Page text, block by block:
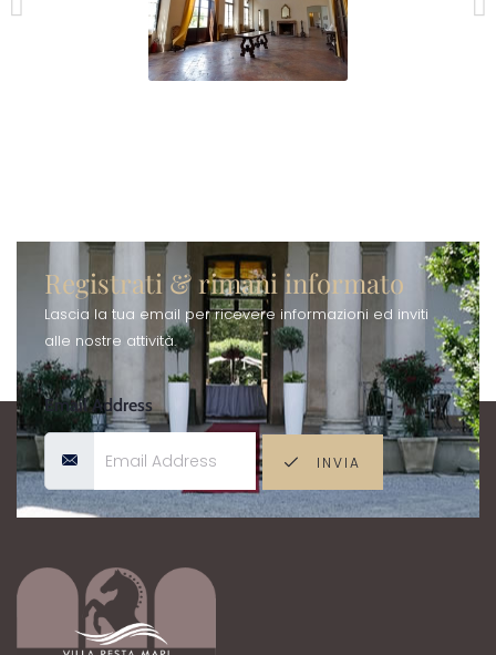
Dimensione_10
Registrati & rimani informato
Lascia la tua email per ricevere informazioni ed inviti
alle nostre attività.
Email Address
INVIA